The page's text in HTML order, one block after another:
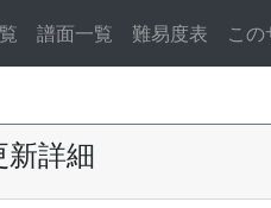
譜面一覧 難易度表 この
新詳細